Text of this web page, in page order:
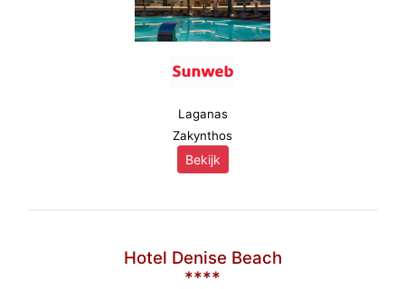
Laganas
Zakynthos
Bekijk
Hotel Denise Beach
****